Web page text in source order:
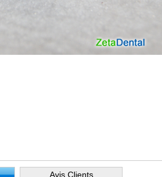
Avis Clients